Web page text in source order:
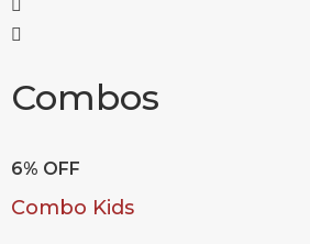
Combos
6% OFF
Combo Kids